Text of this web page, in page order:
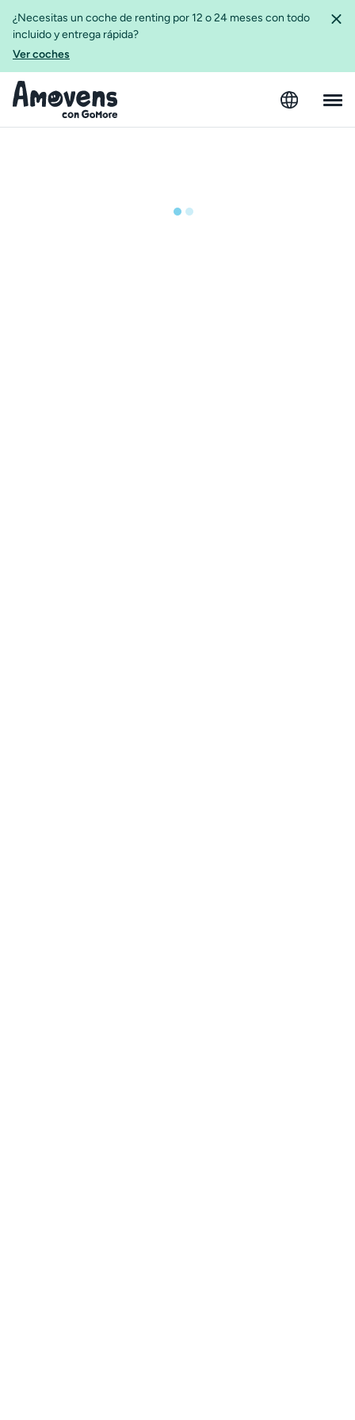
¿Necesitas un coche de renting por 12 o 24 meses con todo
incluido y entrega rápida?
Ver coches